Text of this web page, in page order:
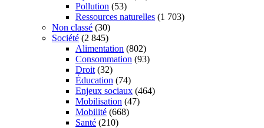
Pollution (53)
Ressources naturelles (1 703)
Non classé (30)
Société (2 845)
Alimentation (802)
Consommation (93)
Droit (32)
Éducation (74)
Enjeux sociaux (464)
Mobilisation (47)
Mobilité (668)
Santé (210)